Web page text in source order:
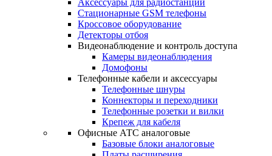
Аксессуары для радиостанций
Стационарные GSM телефоны
Кроссовое оборудование
Детекторы отбоя
Видеонаблюдение и контроль доступа
Камеры видеонаблюдения
Домофоны
Телефонные кабели и аксессуары
Телефонные шнуры
Коннекторы и переходники
Телефонные розетки и вилки
Крепеж для кабеля
Офисные АТС аналоговые
Базовые блоки аналоговые